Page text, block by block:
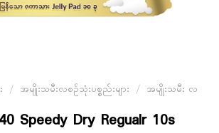
/ အမျိုးသမီးလစဉ်သုံးပစ္စည်းများ / အမျိုးသမီး လ
Speedy Dry Regualr 10s